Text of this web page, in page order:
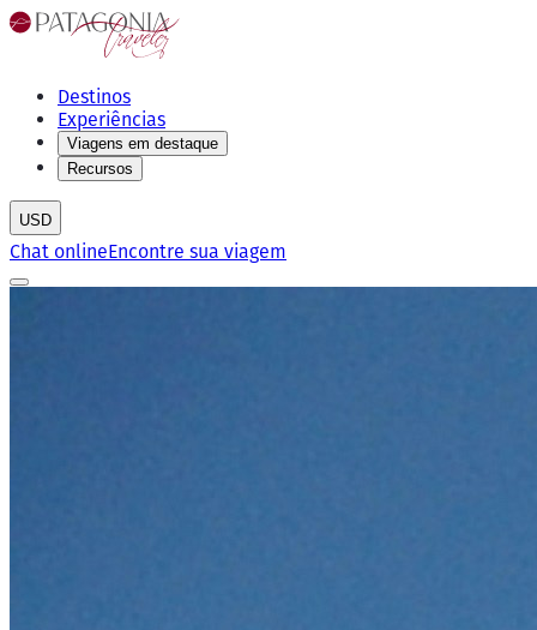
Destinos
Experiências
Viagens em destaque
Recursos
USD
Chat onlineEncontre sua viagem